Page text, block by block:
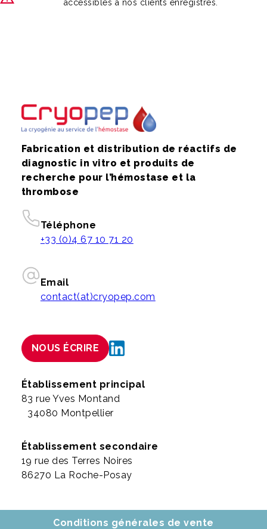
accessibles à nos clients enregistrés.
Fabrication et distribution de réactifs de
diagnostic in vitro et produits de
recherche pour l’hémostase et la
thrombose
Téléphone
+33 (0)4 67 10 71 20
Email
contact(at)cryopep.com
NOUS ÉCRIRE
Établissement principal
83 rue Yves Montand
34080 Montpellier
Établissement secondaire
19 rue des Terres Noires
86270 La Roche-Posay
Conditions générales de vente